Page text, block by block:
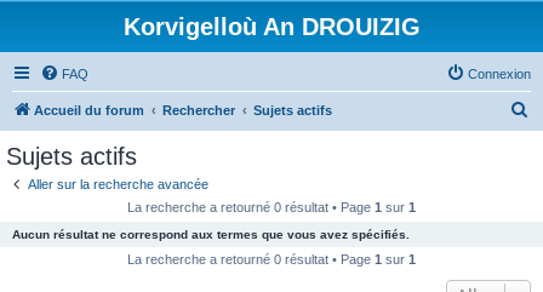
Korvigelloù An DROUIZIG
FAQ Connexion
Accueil du forum Rechercher Sujets actifs
c
Sujets actifs
Aller sur la recherche avancée
La recherche a retourné 0 résultat • Page 1 sur 1
Aucun résultat ne correspond aux termes que vous avez spécifiés.
La recherche a retourné 0 résultat • Page 1 sur 1